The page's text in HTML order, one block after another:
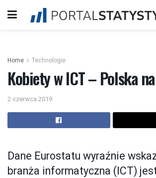
Home Technologie
Kobiety w ICT – Polska
2 czerwca 2019
Dane Eurostatu wyraźnie
branża informatyczna (ICT)